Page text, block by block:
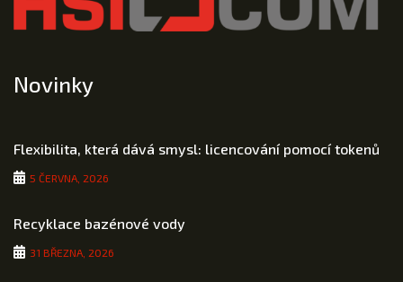
Novinky
Flexibilita, která dává smysl: licencování pomocí tokenů
5 ČERVNA, 2026
Recyklace bazénové vody
31 BŘEZNA, 2026